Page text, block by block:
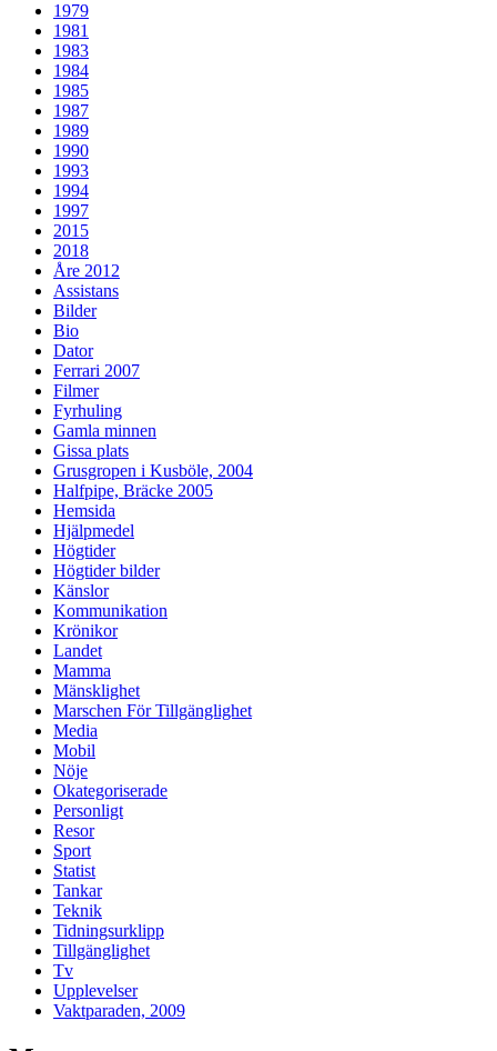
1979
1981
1983
1984
1985
1987
1989
1990
1993
1994
1997
2015
2018
Åre 2012
Assistans
Bilder
Bio
Dator
Ferrari 2007
Filmer
Fyrhuling
Gamla minnen
Gissa plats
Grusgropen i Kusböle, 2004
Halfpipe, Bräcke 2005
Hemsida
Hjälpmedel
Högtider
Högtider bilder
Känslor
Kommunikation
Krönikor
Landet
Mamma
Mänsklighet
Marschen För Tillgänglighet
Media
Mobil
Nöje
Okategoriserade
Personligt
Resor
Sport
Statist
Tankar
Teknik
Tidningsurklipp
Tillgänglighet
Tv
Upplevelser
Vaktparaden, 2009